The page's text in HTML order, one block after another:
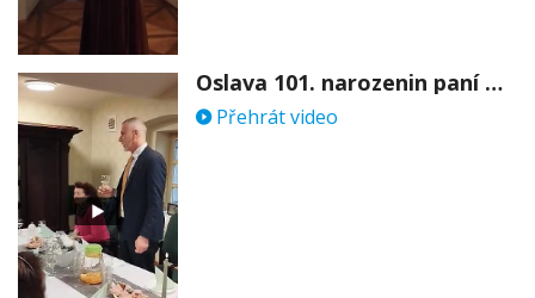
Oslava 101. narozenin paní Věry Skořepové
Přehrát video